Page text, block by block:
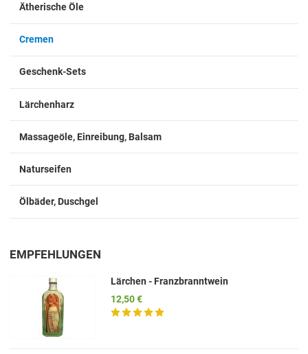
Ätherische Öle
Cremen
Geschenk-Sets
Lärchenharz
Massageöle, Einreibung, Balsam
Naturseifen
Ölbäder, Duschgel
EMPFEHLUNGEN
Lärchen - Franzbranntwein
12,50 €